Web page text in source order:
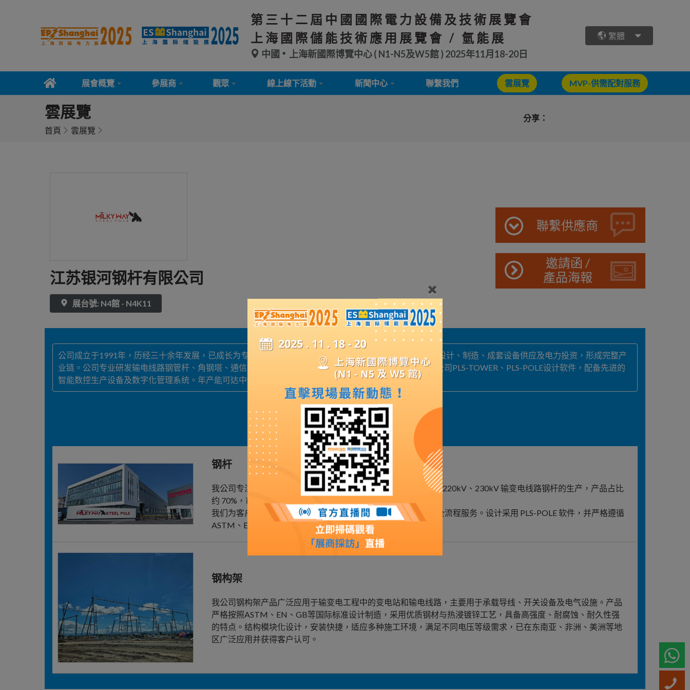
第三十二屆中國國際電力設備及技術展覽會
上海國際儲能技術應用展覽會 / 氫能展
中國 上海新國際博覽中心 ( N1-N5及W5館 ) 2025年11月18-20日
繁體
展會概覽 參展商 觀眾 線上線下活動 新聞中心 聯繫我們 雲展覽 MVP-供需配對服務
雲展覽
首頁 雲展覽
分享：
江苏银河钢杆有限公司
展台號: N4館 - N4K11
聯繫供應商
邀請函 /
產品海報
公司成立于1991年，历经三十余年发展，已成长为专注于电力成套解决方案的综合性企业集团。业务涵盖设计、制造、成套设备供应及电力投资，形成完整产
业链。公司专业研发输电线路钢管杆、角钢塔、通信杆、高杆灯、路灯杆等产品，引进美国POWER LINE公司PLS-TOWER、PLS-POLE设计软件，配备先进的
智能数控生产设备及数字化管理系统。年产能可达中低压电力钢杆10万套、高压电力钢杆3000套
展品詳情
钢杆
我公司专注于 11kV、33kV、69kV、110kV、132kV、138kV、220kV、230kV 输变电线路钢杆的生产，产品占比
约 70%，市场覆盖 东南亚、非洲、美洲 等地区。
我们为客户提供从 产品设计、加工生产、测试、运输到清关 的全流程服务。设计采用 PLS-POLE 软件，并严格遵循
ASTM、EN、GB 等国际标准。
钢构架
我公司钢构架产品广泛应用于输变电工程中的变电站和输电线路，主要用于承载导线、开关设备及电气设施。产品
严格按照ASTM、EN、GB等国际标准设计制造，采用优质钢材与热浸镀锌工艺，具备高强度、耐腐蚀、耐久性强
的特点。结构模块化设计，安装快捷，适应多种施工环境，满足不同电压等级需求，已在东南亚、非洲、美洲等地
区广泛应用并获得客户认可。